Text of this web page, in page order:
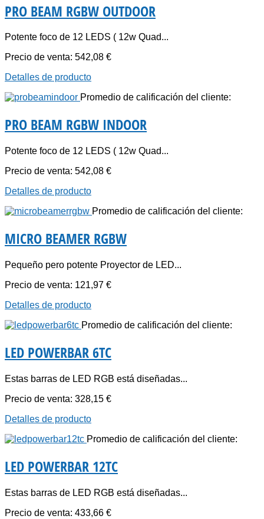
PRO BEAM RGBW OUTDOOR
Potente foco de 12 LEDS ( 12w Quad...
Precio de venta: 542,08 €
Detalles de producto
Promedio de calificación del cliente:
PRO BEAM RGBW INDOOR
Potente foco de 12 LEDS ( 12w Quad...
Precio de venta: 542,08 €
Detalles de producto
Promedio de calificación del cliente:
MICRO BEAMER RGBW
Pequeño pero potente Proyector de LED...
Precio de venta: 121,97 €
Detalles de producto
Promedio de calificación del cliente:
LED POWERBAR 6TC
Estas barras de LED RGB está diseñadas...
Precio de venta: 328,15 €
Detalles de producto
Promedio de calificación del cliente:
LED POWERBAR 12TC
Estas barras de LED RGB está diseñadas...
Precio de venta: 433,66 €